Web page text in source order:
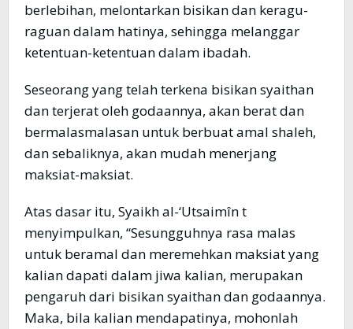
berlebihan, melontarkan bisikan dan keragu-
raguan dalam hatinya, sehingga melanggar
ketentuan-ketentuan dalam ibadah.
Seseorang yang telah terkena bisikan syaithan
dan terjerat oleh godaannya, akan berat dan
bermalasmalasan untuk berbuat amal shaleh,
dan sebaliknya, akan mudah menerjang
maksiat-maksiat.
Atas dasar itu, Syaikh al-‘Utsaimîn t
menyimpulkan, “Sesungguhnya rasa malas
untuk beramal dan meremehkan maksiat yang
kalian dapati dalam jiwa kalian, merupakan
pengaruh dari bisikan syaithan dan godaannya.
Maka, bila kalian mendapatinya, mohonlah